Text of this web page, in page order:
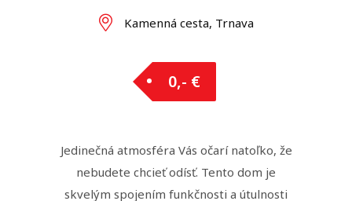
Kamenná cesta, Trnava
0,- €
Jedinečná atmosféra Vás očarí natoľko, že
nebudete chcieť odísť. Tento dom je
skvelým spojením funkčnosti a útulnosti